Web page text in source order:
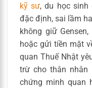
kỹ sư, du học sinh
đặc định, sai lầm
không giữ
hoặc gửi tiền mặt
quan Thuế Nhật
trừ cho thân nhân
chứng minh quan